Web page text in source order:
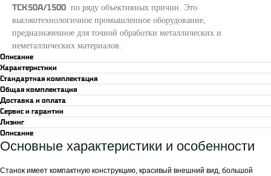
TCK50A/1500 по ряду объективных причин. Это
высокотехнологичное промышленное оборудование,
предназначенное для точной обработки металлических и
неметаллических материалов.
Описание
Характеристики
Стандартная комплектация
Общая комплектация
Доставка и оплата
Сервис и гарантии
Лизинг
Описание
Основные характеристики и особенности
Станок имеет компактную конструкцию, красивый внешний вид, большой